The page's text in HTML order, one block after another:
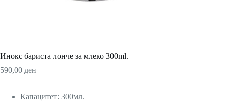
Инокс бариста лонче за млеко 300ml.
590,00 ден
Капацитет: 300мл.